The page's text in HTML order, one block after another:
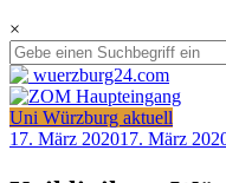
×
Uni Würzburg aktuell
17. März 202017. März